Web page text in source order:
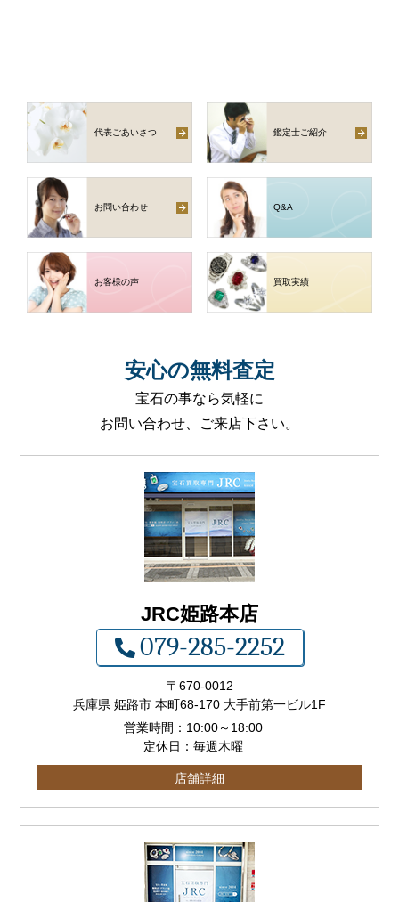
代表ごあいさつ 鑑定士ご紹介
お問い合わせ Q&A
お客様の声 買取実績
安心の無料査定
宝石の事なら気軽に
お問い合わせ、ご来店下さい。
JRC姫路本店
079-285-2252
〒 670-0012
兵庫県 姫路市 本町68-170 大手前第一ビル1F
営業時間： 10:00～ 18:00
定休日：毎週木曜
店舗詳細